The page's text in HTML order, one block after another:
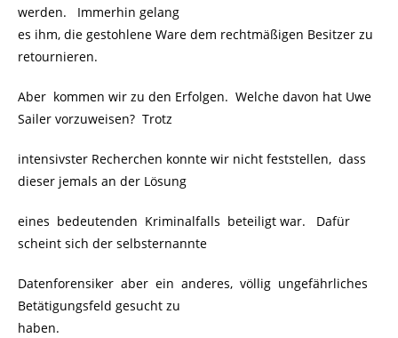
werden. Immerhin gelang
es ihm, die gestohlene Ware dem rechtmäßigen Besitzer zu
retournieren.
Aber kommen wir zu den Erfolgen. Welche davon hat Uwe
Sailer vorzuweisen? Trotz
intensivster Recherchen konnte wir nicht feststellen, dass
dieser jemals an der Lösung
eines bedeutenden Kriminalfalls beteiligt war. Dafür
scheint sich der selbsternannte
Datenforensiker aber ein anderes, völlig ungefährliches
Betätigungsfeld gesucht zu
haben.